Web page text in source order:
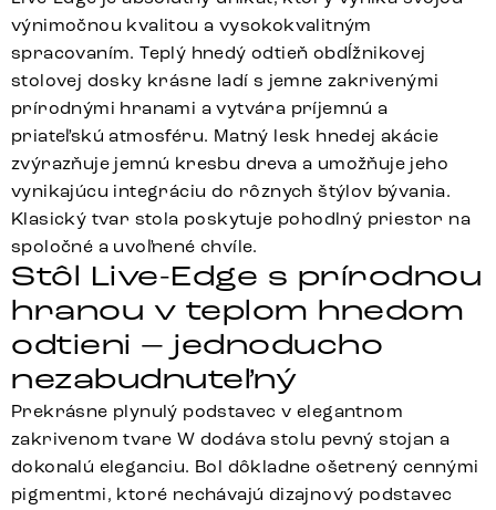
výnimočnou kvalitou a vysokokvalitným
spracovaním. Teplý hnedý odtieň obdĺžnikovej
stolovej dosky krásne ladí s jemne zakrivenými
prírodnými hranami a vytvára príjemnú a
priateľskú atmosféru. Matný lesk hnedej akácie
zvýrazňuje jemnú kresbu dreva a umožňuje jeho
vynikajúcu integráciu do rôznych štýlov bývania.
Klasický tvar stola poskytuje pohodlný priestor na
spoločné a uvoľnené chvíle.
Stôl Live-Edge s prírodnou
hranou v teplom hnedom
odtieni – jednoducho
nezabudnuteľný
Prekrásne plynulý podstavec v elegantnom
zakrivenom tvare W dodáva stolu pevný stojan a
dokonalú eleganciu. Bol dôkladne ošetrený cennými
pigmentmi, ktoré nechávajú dizajnový podstavec